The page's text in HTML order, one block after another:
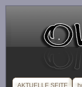
AKTUELLE SEITE